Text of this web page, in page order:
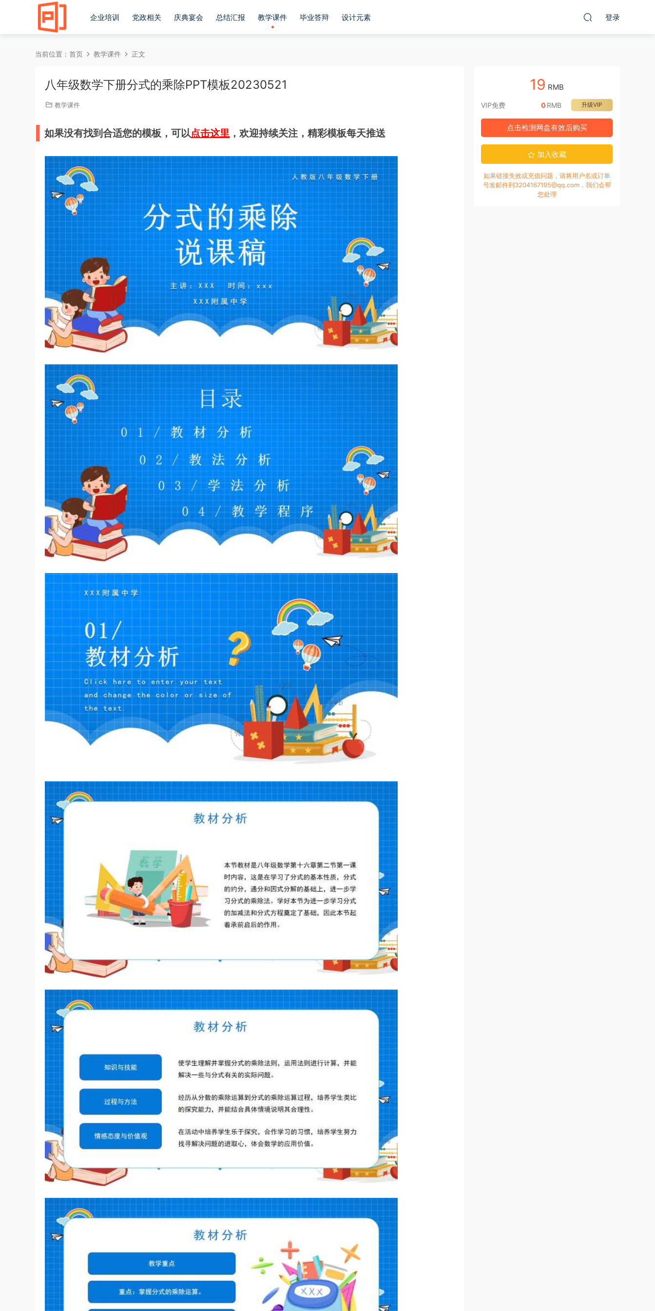
企业培训 党政相关 庆典宴会 总结汇报 教学课件 毕业答辩 设计元素 登录
当前位置： 首页 教学课件 正文
八年级数学下册分式的乘除PPT模板20230521
教学课件
如果没有找到合适您的模板，可以点击这里 ，欢迎持续关注，精彩模板每天推送
19 RMB
VIP免费 升级VIP
0 RMB
点击检测网盘有效后购买
加入收藏
如果链接失效或充值问题，请将用户名或订单
号发邮件到3204167195@qq.com，我们会帮
您处理